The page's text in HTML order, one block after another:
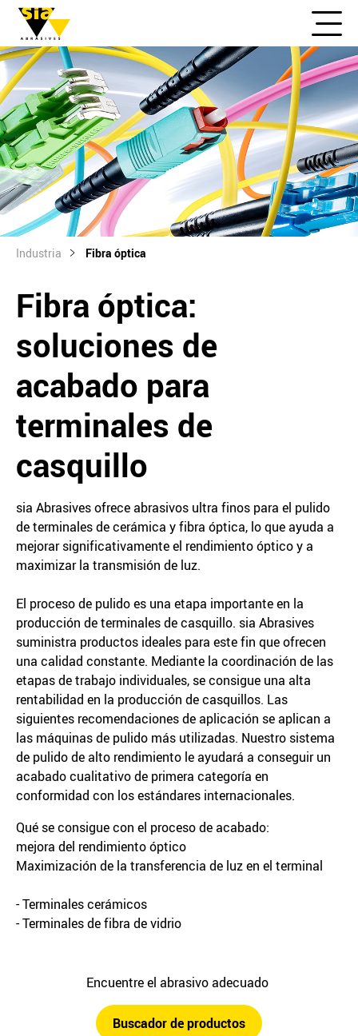
Industria Fibra óptica
Fibra óptica:
soluciones de
acabado para
terminales de
casquillo
sia Abrasives ofrece abrasivos ultra finos para el pulido
de terminales de cerámica y fibra óptica, lo que ayuda a
mejorar significativamente el rendimiento óptico y a
maximizar la transmisión de luz.
El proceso de pulido es una etapa importante en la
producción de terminales de casquillo. sia Abrasives
suministra productos ideales para este fin que ofrecen
una calidad constante. Mediante la coordinación de las
etapas de trabajo individuales, se consigue una alta
rentabilidad en la producción de casquillos. Las
siguientes recomendaciones de aplicación se aplican a
las máquinas de pulido más utilizadas. Nuestro sistema
de pulido de alto rendimiento le ayudará a conseguir un
acabado cualitativo de primera categoría en
conformidad con los estándares internacionales.
Qué se consigue con el proceso de acabado:
mejora del rendimiento óptico
Maximización de la transferencia de luz en el terminal
- Terminales cerámicos
- Terminales de fibra de vidrio
Encuentre el abrasivo adecuado
Buscador de productos